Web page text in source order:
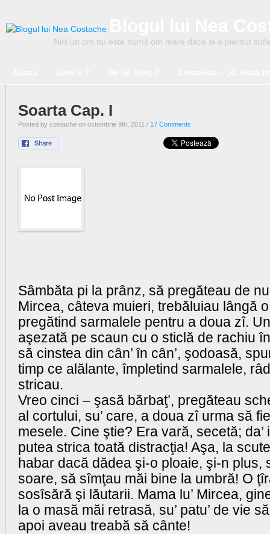
Nici un om nu este numit om mare daca si-a pierdut
Soarta Cap. I
Posted by costache on octombrie 9th, 2011 / 17 Comments
Sâmbăta pi la prânz, să pregăteau de
Mircea, câteva muieri, trebăluiau lângă
pregătind sarmalele pentru a doua zî.
aşezată pe scaun cu o sticlă de rachiu
să cinstea din cân’ în cân’, şodoasă,
timp ce alălante, împletind sarmalele,
stricau.
Vreo cinci – şasă bărbaţ’, pregăteau
al cortului, su’ care, a doua zî urma să
mesele. Cine ştie? Era vară, secetă; da’
putea strica toată distracţia! Aşa, la
habar dacă dădea şi-o ploaie, şi-n plus,
soare, să sîmţau măi bine la umbră! O
sosîsără şi lăutarii. Mama lu’ Mircea,
la o masă măi retrasă, su’ patu’ de vie
apoi aveau treabă să cânte!